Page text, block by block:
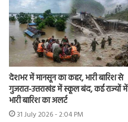
देशभर में मानसून का कहर, भारी बारिश से
गुजरात-उत्तराखंड में स्कूल बंद, कई राज्यों में
भारी बारिश का अलर्ट
31 July 2026 - 2:04 PM